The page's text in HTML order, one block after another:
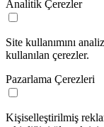
Analitik Çerezler
Site kullanımını
kullanılan çerezler.
Pazarlama Çerezleri
Kişiselleştirilmiş